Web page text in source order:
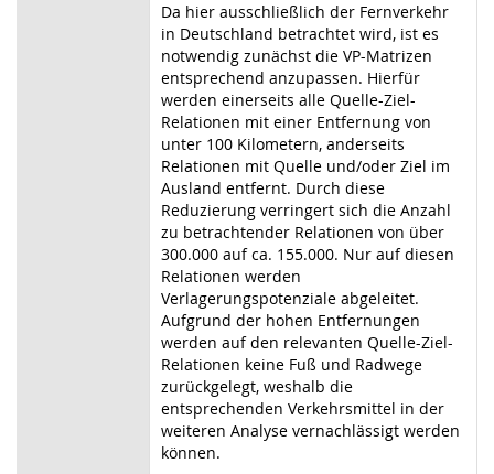
Da hier ausschließlich der Fernverkehr
in Deutschland betrachtet wird, ist es
notwendig zunächst die VP-Matrizen
entsprechend anzupassen. Hierfür
werden einerseits alle Quelle-Ziel-
Relationen mit einer Entfernung von
unter 100 Kilometern, anderseits
Relationen mit Quelle und/oder Ziel im
Ausland entfernt. Durch diese
Reduzierung verringert sich die Anzahl
zu betrachtender Relationen von über
300.000 auf ca. 155.000. Nur auf diesen
Relationen werden
Verlagerungspotenziale abgeleitet.
Aufgrund der hohen Entfernungen
werden auf den relevanten Quelle-Ziel-
Relationen keine Fuß und Radwege
zurückgelegt, weshalb die
entsprechenden Verkehrsmittel in der
weiteren Analyse vernachlässigt werden
können.